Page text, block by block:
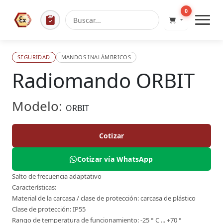
0
SEGURIDAD MANDOS INALÁMBRICOS
Radiomando ORBIT
Modelo: ORBIT
Cotizar
Cotizar vía WhatsApp
Salto de frecuencia adaptativo
Características:
Material de la carcasa / clase de protección: carcasa de plástico
Clase de protección: IP55
Rango de temperatura de funcionamiento: -25 ° C ... +70 °